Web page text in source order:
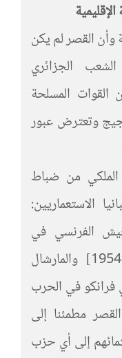
القصر لم يكن
الجزائري
القوات المسلحة
وتعترض عبور
الملكي من ضباط
الاستعماريين:
الفرنسي في
الحرب فيتنام الأولى1946- 1954] والمارشال
فرانكو في الحرب
1939]. كان القصر مطمئنا إلى
إلى أي حزب